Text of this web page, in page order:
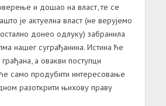
и дошао на власт, те се
је актуелна власт (не верујемо
донео одлуку) забранила
нашег суграђанина. Истина ће
а овакви поступци
само продубити интересовање
разоткрити њихову праву